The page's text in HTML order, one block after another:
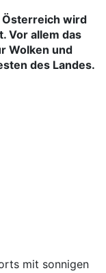
Österreich wird
Vor allem das
Wolken und
des Landes.
mit sonnigen